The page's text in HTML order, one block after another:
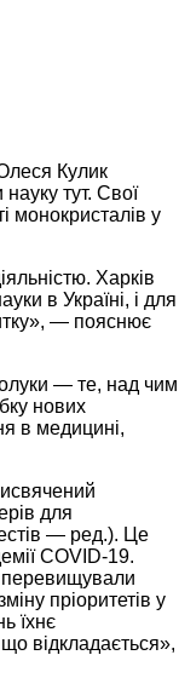
Кулик
тут. Свої
монокристалів у
Харків
в Україні, і для
— пояснює
— те, над чим
нових
в медицині,
для
— ред.). Це
COVID-19.
перевищували
пріоритетів у
їхнє
відкладається»,